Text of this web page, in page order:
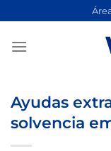
contenido
Ayudas
solvencia